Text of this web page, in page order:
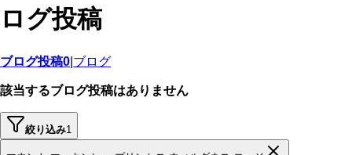
ログ投稿
ブログ投稿0 ブログ
該当するブログ投稿はありません
絞り込み1